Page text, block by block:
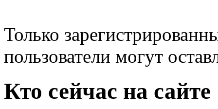
Только
пользователи могут
Кто сейчас на сайте